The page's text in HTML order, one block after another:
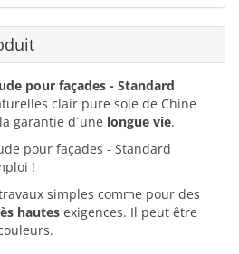
pour façades - Standard
clair pure soie de Chine
garantie d´une longue vie.
pour façades - Standard
!
simples comme pour des
hautes exigences. Il peut être